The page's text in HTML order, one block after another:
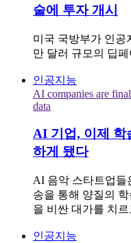
술에 투자 개시
미국 국방부가 인공
만 달러 규모의 딥
인공지능
AI companies are
data
AI 기업, 이제 학
하게 됐다
AI 음악 스타트업들
송을 통해 양질의
을 비싼 대가를 치
인공지능